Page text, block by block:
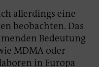
allerdings eine
beobachten. Das
Bedeutung
MDMA oder
in Europa